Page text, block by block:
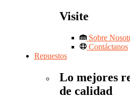
Visite
Sobre
Contáctanos
Repuestos
Lo mejores
de calidad